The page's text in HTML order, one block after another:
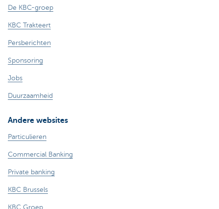
De KBC-groep
KBC Trakteert
Persberichten
Sponsoring
Jobs
Duurzaamheid
Andere websites
Particulieren
Commercial Banking
Private banking
KBC Brussels
KBC Groep